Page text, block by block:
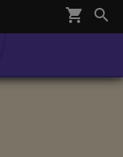
shopping_cart 
